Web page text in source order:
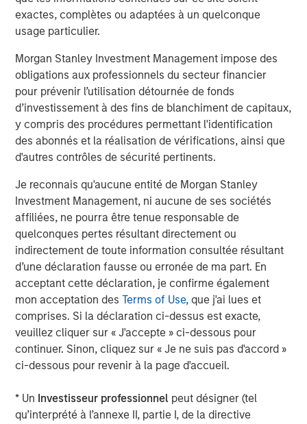
exactes, complètes ou adaptées à un quelconque
usage particulier.
Morgan Stanley Investment Management impose des
obligations aux professionnels du secteur financier
pour prévenir l’utilisation détournée de fonds
d’investissement à des fins de blanchiment de capitaux,
y compris des procédures permettant l'identification
des abonnés et la réalisation de vérifications, ainsi que
d'autres contrôles de sécurité pertinents.
Je reconnais qu'aucune entité de Morgan Stanley
Investment Management, ni aucune de ses sociétés
affiliées, ne pourra être tenue responsable de
quelconques pertes résultant directement ou
indirectement de toute information consultée résultant
d’une déclaration fausse ou erronée de ma part. En
acceptant cette déclaration, je confirme également
mon acceptation desTerms of Use, que j'ai lues et
comprises. Si la déclaration ci-dessus est exacte,
veuillez cliquer sur « J'accepte » ci-dessous pour
continuer. Sinon, cliquez sur « Je ne suis pas d'accord »
ci-dessous pour revenir à la page d'accueil.
* Un Investisseur professionnel peut désigner (tel
qu’interprété à l’annexe II, partie I, de la directive
second follow-on investment in support of further
strategic consolidation in the Anadarko Basin. We believe
Presidio’s prudent operational and risk management
philosophy dating back to its inception has put the
Company on solid footing to continue to execute on
acquisitions in a highly dislocated energy market. We
look forward to supporting the Presidio team as they
implement their best-in-class operating practices on
these assets.”
Headquartered in Fort Worth, Texas, Presidio Petroleum is
a portfolio company majority-owned by investment funds
managed by Morgan Stanley Energy Partners, the energy
private equity business of Morgan Stanley Investment
Management. This transaction represents the second
add-on acquisition for the Company since MSEP’s initial
investment in May 2018.
About Presidio Petroleum
Headquartered in Fort Worth, Texas, Presidio Petroleum is
a leading oil and gas efficiency company with assets
located in the Anadarko Basin of Texas, Oklahoma, and
Kansas. For further information about Presidio Petroleum,
About Morgan Stanley Energy Partners